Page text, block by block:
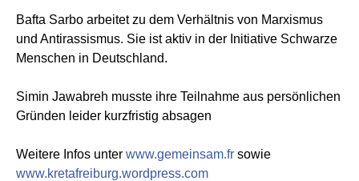
Bafta Sarbo arbeitet zu dem Verhältnis von Marxismus
und Antirassismus. Sie ist aktiv in der Initiative Schwarze
Menschen in Deutschland.
Simin Jawabreh musste ihre Teilnahme aus persönlichen
Gründen leider kurzfristig absagen
Weitere Infos unter www.gemeinsam.fr sowie
www.kretafreiburg.wordpress.com